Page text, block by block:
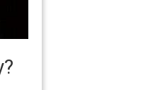
?Life story?